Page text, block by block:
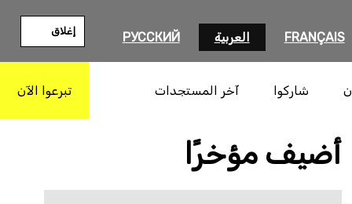
FRANÇAIS العربية РУССКИЙ إغلاق
شاركوا آخر المستجدات تبرعوا الآن
Children playing in Shakshako displacement camp in Tawila,
Sudan, in January 2026. Tawila is reportedly hosting 800,000
أضيف مؤخرًا